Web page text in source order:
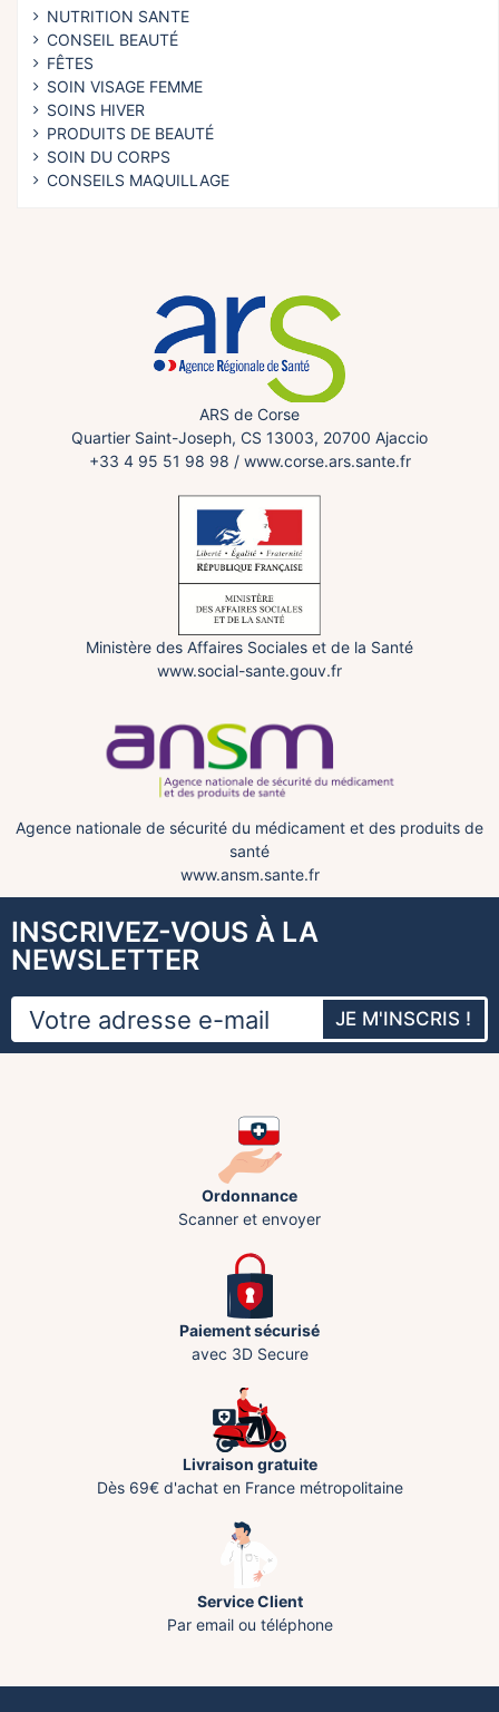
NUTRITION SANTE
CONSEIL BEAUTÉ
FÊTES
SOIN VISAGE FEMME
SOINS HIVER
PRODUITS DE BEAUTÉ
SOIN DU CORPS
CONSEILS MAQUILLAGE
ARS de Corse
Quartier Saint-Joseph, CS 13003, 20700 Ajaccio
+33 4 95 51 98 98 / www.corse.ars.sante.fr
Ministère des Affaires Sociales et de la Santé
www.social-sante.gouv.fr
Agence nationale de sécurité du médicament et des produits de
santé
www.ansm.sante.fr
INSCRIVEZ-VOUS À LA
NEWSLETTER
JE M'INSCRIS !
Ordonnance
Scanner et envoyer
Paiement sécurisé
avec 3D Secure
Livraison gratuite
Dès 69€ d'achat en France métropolitaine
Service Client
Par email ou téléphone